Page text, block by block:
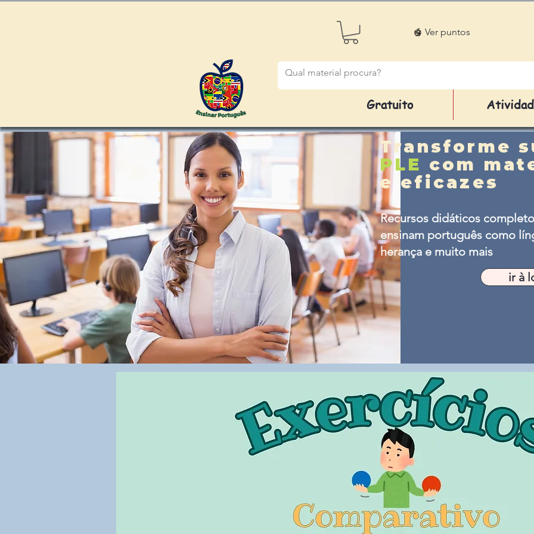
Ver puntos
Gratuito
Transforme
PLE com
e eficazes
Recursos didáticos
ensinam português como
herança e muito mais
ir à